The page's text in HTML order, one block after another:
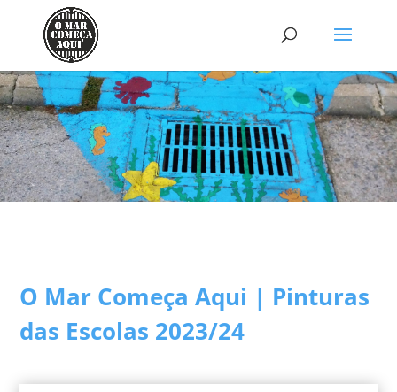
O Mar Começa Aqui | Pinturas
das Escolas 2023/24